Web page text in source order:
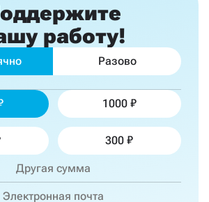
работу!
Разово
1000
300